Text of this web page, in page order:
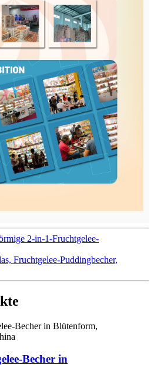
2-in-1-Fruchtgelee-
Fruchtgelee-Puddingbecher,
Becher in